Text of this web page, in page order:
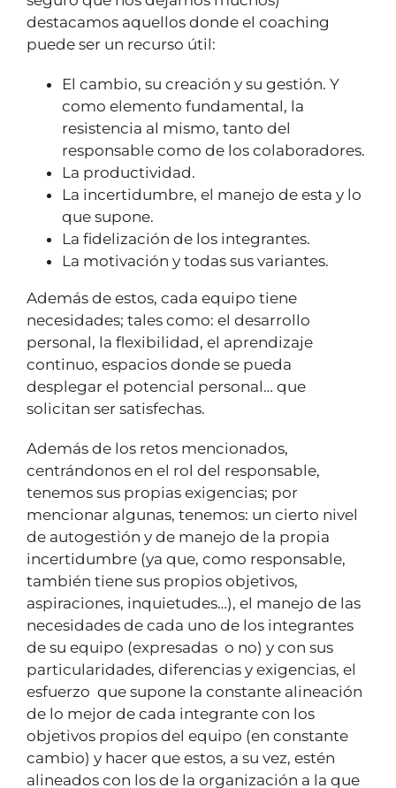
destacamos aquellos donde el coaching
puede ser un recurso útil:
El cambio, su creación y su gestión. Y
como elemento fundamental, la
resistencia al mismo, tanto del
responsable como de los colaboradores.
La productividad.
La incertidumbre, el manejo de esta y lo
que supone.
La fidelización de los integrantes.
La motivación y todas sus variantes.
Además de estos, cada equipo tiene
necesidades; tales como: el desarrollo
personal, la flexibilidad, el aprendizaje
continuo, espacios donde se pueda
desplegar el potencial personal… que
solicitan ser satisfechas.
Además de los retos mencionados,
centrándonos en el rol del responsable,
tenemos sus propias exigencias; por
mencionar algunas, tenemos: un cierto nivel
de autogestión y de manejo de la propia
incertidumbre (ya que, como responsable,
también tiene sus propios objetivos,
aspiraciones, inquietudes…), el manejo de las
necesidades de cada uno de los integrantes
de su equipo (expresadas o no) y con sus
particularidades, diferencias y exigencias, el
esfuerzo que supone la constante alineación
de lo mejor de cada integrante con los
objetivos propios del equipo (en constante
cambio) y hacer que estos, a su vez, estén
alineados con los de la organización a la que